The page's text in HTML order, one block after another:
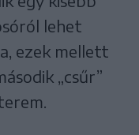
lehet
ezek mellett
„csűr”